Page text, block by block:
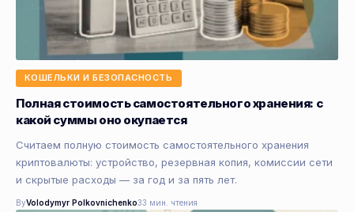
КОШЕЛЬКИ И БЕЗОПАСНОСТЬ
Полная стоимость самостоятельного хранения: с
какой суммы оно окупается
Считаем полную стоимость самостоятельного хранения
криптовалюты: устройство, резервная копия, комиссии сети
и скрытые расходы — за год и за пять лет.
ByVolodymyr Polkovnichenko33 мин. чтения